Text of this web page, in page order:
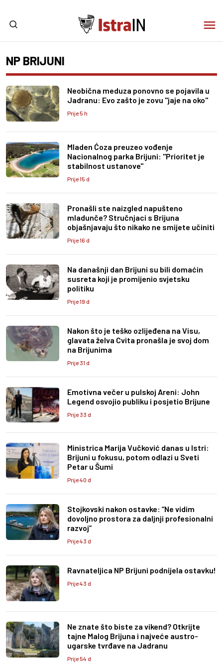
NP BRIJUNI
Neobična meduza ponovno se pojavila u
Jadranu: Evo zašto je zovu "jaje na oko"
Prije 5 h
Mladen Ćoza preuzeo vođenje
Nacionalnog parka Brijuni: "Prioritet je
stabilnost ustanove"
Prije 15 d
Pronašli ste naizgled napušteno
mladunče? Stručnjaci s Brijuna
objašnjavaju što nikako ne smijete učiniti
Prije 16 d
Na današnji dan Brijuni su bili domaćin
susreta koji je promijenio svjetsku
politiku
Prije 19 d
Nakon što je teško ozlijeđena na Visu,
glavata želva Cvita pronašla je svoj dom
na Brijunima
Prije 31 d
Emotivna večer u pulskoj Areni: John
Legend osvojio publiku i posjetio Brijune
Prije 33 d
Ministrica Marija Vučković danas u Istri:
Brijuni u fokusu, potom odlazi u Sveti
Petar u Šumi
Prije 40 d
Stojkovski nakon ostavke: “Ne vidim
dovoljno prostora za daljnji profesionalni
razvoj”
Prije 43 d
Ravnateljica NP Brijuni podnijela ostavku!
Prije 43 d
Ne znate što biste za vikend? Otkrijte
tajne Malog Brijuna i najveće austro-
ugarske tvrđave na Jadranu
Prije 54 d